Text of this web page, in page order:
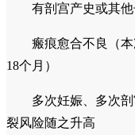
有剖宫产史或其
瘢痕愈合不良（
18个月）
多次妊娠、多次
裂风险随之升高